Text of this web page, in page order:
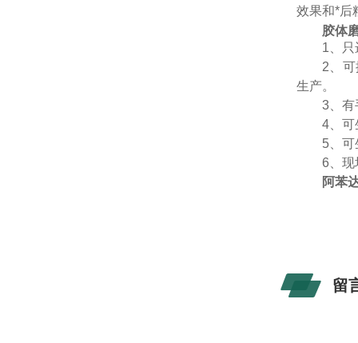
效果和*后
胶体
1、
2、
生产。
3、有
4、可
5、
6、现
阿苯
留